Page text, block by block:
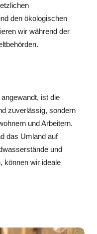
den ökologischen
wir während der
ist die
zuverlässig, sondern
und Arbeitern.
das Umland auf
und
können wir ideale